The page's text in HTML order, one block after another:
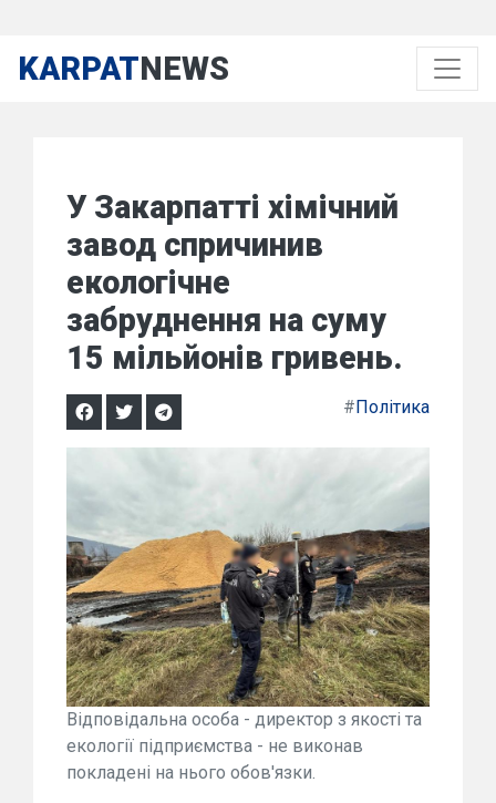
KARPATNEWS
У Закарпатті хімічний
завод спричинив
екологічне
забруднення на суму
15 мільйонів гривень.
#Політика
Відповідальна особа - директор з якості та
екології підприємства - не виконав
покладені на нього обов'язки.